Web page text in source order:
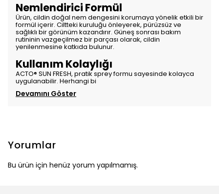
Nemlendirici Formül
Ürün, cildin doğal nem dengesini korumaya yönelik etkili bir
formül içerir. Ciltteki kuruluğu önleyerek, pürüzsüz ve
sağlıklı bir görünüm kazandırır. Güneş sonrası bakım
rutininin vazgeçilmez bir parçası olarak, cildin
yenilenmesine katkıda bulunur.
Kullanım Kolaylığı
ACTO® SUN FRESH, pratik sprey formu sayesinde kolayca
uygulanabilir. Herhangi bi
Devamını Göster
Yorumlar
Bu ürün için henüz yorum yapılmamış.